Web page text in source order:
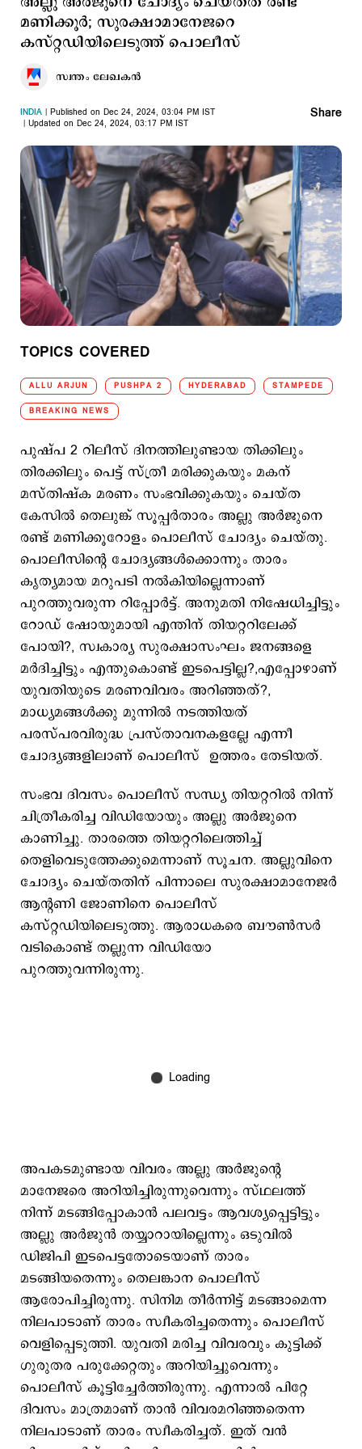
മണിക്കൂര്‍; സുരക്ഷാമാനേജറെ
കസ്റ്റഡിയിലെടുത്ത് പൊലീസ്
സ്വന്തം ലേഖകൻ
INDIA
Published on Dec 24, 2024, 03:04 PM IST
Updated on Dec 24, 2024, 03:17 PM IST
Share
TOPICS COVERED
ALLU ARJUN PUSHPA 2 HYDERABAD STAMPEDE
BREAKING NEWS
പുഷ്പ 2 റിലീസ് ദിനത്തിലുണ്ടായ തിക്കിലും
തിരക്കിലും പെട്ട് സ്ത്രീ മരിക്കുകയും മകന്
മസ്തിഷ്ക മരണം സംഭവിക്കുകയും ചെയ്ത
കേസില്‍ തെലുങ്ക് സൂപ്പര്‍താരം അല്ലു അര്‍ജുനെ
രണ്ട് മണിക്കൂറോളം പൊലീസ് ചോദ്യം ചെയ്തു.
പൊലീസിന്‍റെ ചോദ്യങ്ങള്‍ക്കൊന്നും താരം
കൃത്യമായ മറുപടി നല്‍കിയില്ലെന്നാണ്
പുറത്തുവരുന്ന റിപ്പോര്‍ട്ട്. അനുമതി നിഷേധിച്ചിട്ടും
റോഡ് ഷോയുമായി എന്തിന് തിയറ്ററിലേക്ക്
പോയി?, സ്വകാര്യ സുരക്ഷാസംഘം ജനങ്ങളെ
മര്‍ദിച്ചിട്ടും എന്തുകൊണ്ട് ഇടപെട്ടില്ല?,എപ്പോഴാണ്
യുവതിയുടെ മരണവിവരം അറിഞ്ഞത്?,
മാധ്യമങ്ങള്‍ക്കു മുന്നില്‍ നടത്തിയത്
പരസ്പരവിരുദ്ധ പ്രസ്താവനകളല്ലേ എന്നീ
ചോദ്യങ്ങളിലാണ് പൊലീസ് ഉത്തരം തേടിയത്.
സംഭവ ദിവസം പൊലീസ് സന്ധ്യ തിയറ്ററില്‍ നിന്ന്
ചിത്രീകരിച്ച വിഡിയോയും അല്ലു അര്‍ജുനെ
കാണിച്ചു. താരത്തെ തിയറ്ററിലെത്തിച്ച്
തെളിവെടുത്തേക്കുമെന്നാണ് സൂചന. അല്ലുവിനെ
ചോദ്യം ചെയ്തതിന് പിന്നാലെ സുരക്ഷാമാനേജര്‍
ആന്‍റണി ജോണിനെ പൊലീസ്
കസ്റ്റഡിയിലെടുത്തു. ആരാധകരെ ബൗണ്‍സര്‍
വടികൊണ്ട് തല്ലുന്ന വിഡിയോ
പുറത്തുവന്നിരുന്നു.
അപകടമുണ്ടായ വിവരം അല്ലു അര്‍ജുന്‍റെ
മാനേജരെ അറിയിച്ചിരുന്നുവെന്നും സ്ഥലത്ത്
നിന്ന് മടങ്ങിപ്പോകാന്‍ പലവട്ടം ആവശ്യപ്പെട്ടിട്ടും
അല്ലു അര്‍ജുന്‍ തയ്യാറായില്ലെന്നും ഒടുവില്‍
ഡിജിപി ഇടപെട്ടതോടെയാണ് താരം
മടങ്ങിയതെന്നും തെലങ്കാന പൊലീസ്
ആരോപിച്ചിരുന്നു. സിനിമ തീര്‍ന്നിട്ട് മടങ്ങാമെന്ന
നിലപാടാണ് താരം സ്വീകരിച്ചതെന്നും പൊലീസ്
വെളിപ്പെടുത്തി. യുവതി മരിച്ച വിവരവും കുട്ടിക്ക്
ഗുരുതര പരുക്കേറ്റതും അറിയിച്ചുവെന്നും
പൊലീസ് കൂട്ടിച്ചേര്‍ത്തിരുന്നു. എന്നാല്‍ പിറ്റേ
ദിവസം മാത്രമാണ് താന്‍ വിവരമറി‍ഞ്ഞതെന്ന
നിലപാടാണ് താരം സ്വീകരിച്ചത്. ഇത് വന്‍